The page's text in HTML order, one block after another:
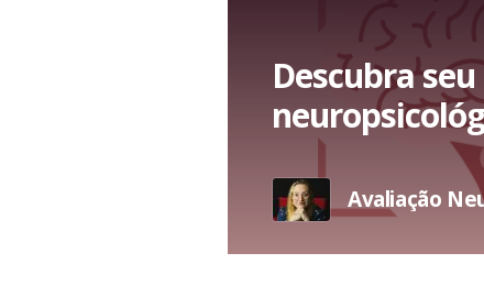
Descubra
Avaliação